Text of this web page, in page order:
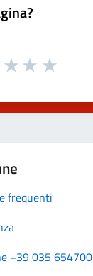
frequenti
+39 035 654700